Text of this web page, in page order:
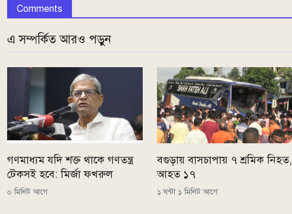
Comments
এ সম্পর্কিত আরও পড়ুন
গণমাধ্যম যদি শক্ত থাকে গণতন্ত্র
টেকসই হবে: মির্জা ফখরুল
০ মিনিট আগে
বগুড়ায় বাসচাপায় ৭ শ্রমিক নিহত,
আহত ১৭
১ ঘন্টা ১ মিনিট আগে